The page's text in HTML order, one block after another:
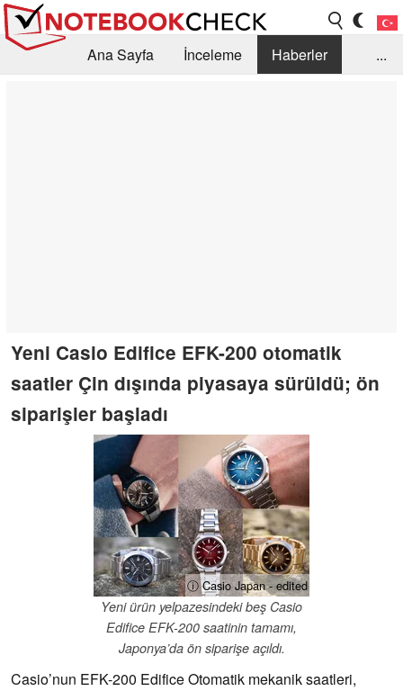
Ana Sayfa İnceleme
Haberler
...
Yeni Casio Edifice EFK-200 otomatik
saatler Çin dışında piyasaya sürüldü; ön
siparişler başladı
ⓘ Casio Japan - edited
Yeni ürün yelpazesindeki beş Casio
Edifice EFK-200 saatinin tamamı,
Japonya’da ön siparişe açıldı.
Casio’nun EFK-200 Edifice Otomatik mekanik saatleri,